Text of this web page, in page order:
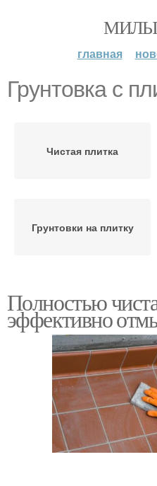
главная
Грунтовка с
Чистая плитка
Грунтовки на плитку
Плитки при удалении
Полностью
эффективно